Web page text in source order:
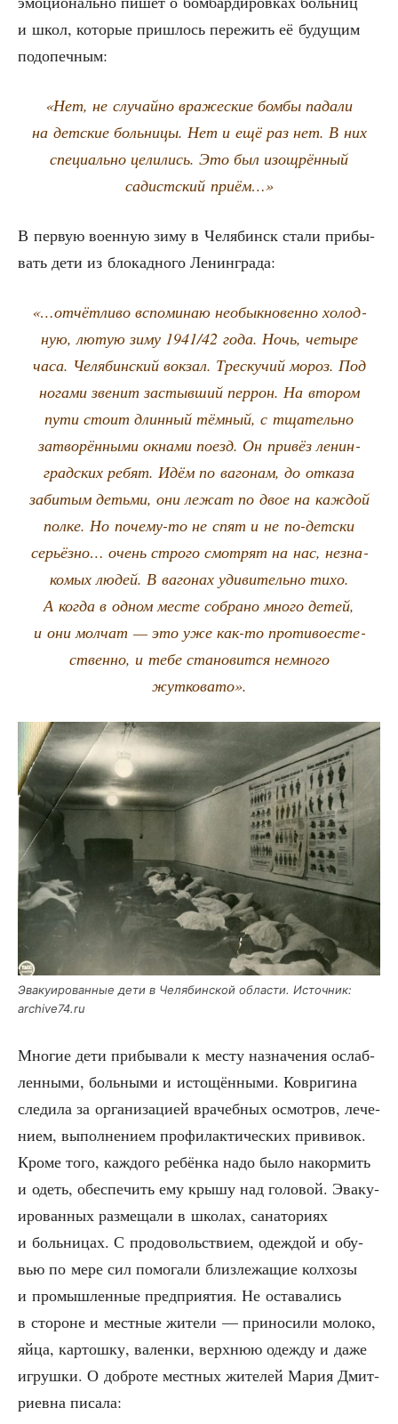
и школ, кото­рые при­шлось пере­жить её буду­щим
подопечным:
«Нет, не слу­чай­но вра­же­ские бом­бы пада­ли
на дет­ские боль­ни­цы. Нет и ещё раз нет. В них
спе­ци­аль­но цели­лись. Это был изощ­рён­ный
садист­ский приём…»
В первую воен­ную зиму в Челя­бинск ста­ли при­бы­
вать дети из бло­кад­но­го Ленинграда:
«…отчёт­ли­во вспо­ми­наю необык­но­вен­но холод­
ную, лютую зиму 1941/42 года. Ночь, четы­ре
часа. Челя­бин­ский вок­зал. Трес­ку­чий мороз. Под
нога­ми зве­нит застыв­ший пер­рон. На вто­ром
пути сто­ит длин­ный тём­ный, с тща­тель­но
затво­рён­ны­ми окна­ми поезд. Он при­вёз ленин­
град­ских ребят. Идём по ваго­нам, до отка­за
заби­тым детьми, они лежат по двое на каж­дой
пол­ке. Но поче­му-то не спят и не по-дет­ски
серьёз­но… очень стро­го смот­рят на нас, незна­
ко­мых людей. В ваго­нах уди­ви­тель­но тихо.
А когда в одном месте собра­но мно­го детей,
и они мол­чат — это уже как-то про­ти­во­есте­
ствен­но, и тебе ста­но­вит­ся немно­го
жутковато».
Эва­ку­и­ро­ван­ные дети в Челя­бин­ской обла­сти. Источ­ник:
archive74.ru
Мно­гие дети при­бы­ва­ли к месту назна­че­ния ослаб­
лен­ны­ми, боль­ны­ми и исто­щён­ны­ми. Коври­ги­на
сле­ди­ла за орга­ни­за­ци­ей вра­чеб­ных осмот­ров, лече­
ни­ем, выпол­не­ни­ем про­фи­лак­ти­че­ских при­ви­вок.
Кро­ме того, каж­до­го ребён­ка надо было накор­мить
и одеть, обес­пе­чить ему кры­шу над голо­вой. Эва­ку­
и­ро­ван­ных раз­ме­ща­ли в шко­лах, сана­то­ри­ях
и боль­ни­цах. С про­до­воль­стви­ем, одеж­дой и обу­
вью по мере сил помо­га­ли близ­ле­жа­щие кол­хо­зы
и про­мыш­лен­ные пред­при­я­тия. Не оста­ва­лись
в сто­роне и мест­ные жите­ли — при­но­си­ли моло­ко,
яйца, кар­тош­ку, вален­ки, верх­нюю одеж­ду и даже
игруш­ки. О доб­ро­те мест­ных жите­лей Мария Дмит­
ри­ев­на писала: